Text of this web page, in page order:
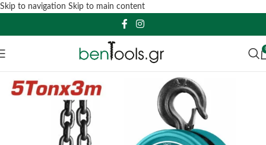
Skip to navigation Skip to main content